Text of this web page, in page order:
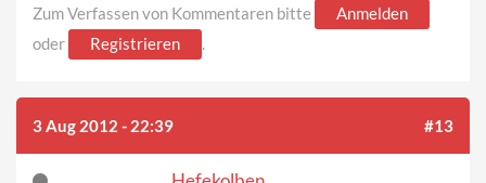
Zum Verfassen von Kommentaren bitte
Anmelden
oder
Registrieren .
3 Aug 2012 - 22:39 #13